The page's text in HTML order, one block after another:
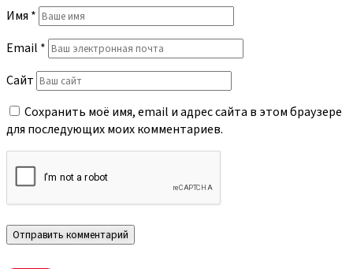
Имя *
Email *
Сайт
Сохранить моё имя, email и адрес сайта в этом браузере
для последующих моих комментариев.